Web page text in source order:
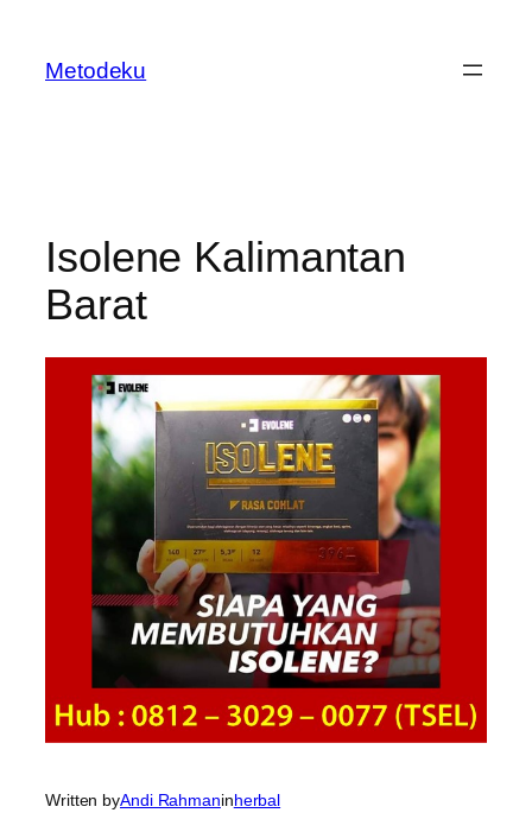
content
Metodeku
Isolene Kalimantan
Barat
Written byAndi Rahmaninherbal